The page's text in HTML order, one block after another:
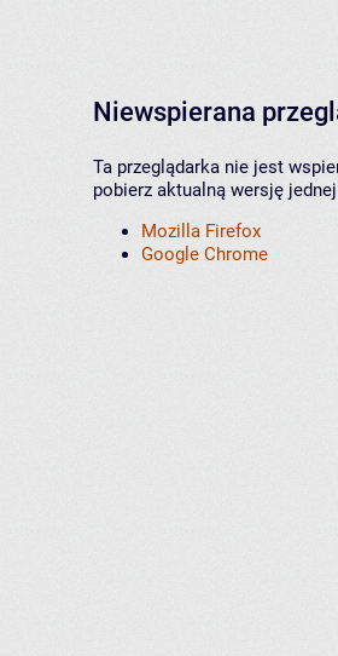
Niewspierana
Ta przeglądarka nie jest
pobierz aktualną wersję
Mozilla Firefox
Google Chrome